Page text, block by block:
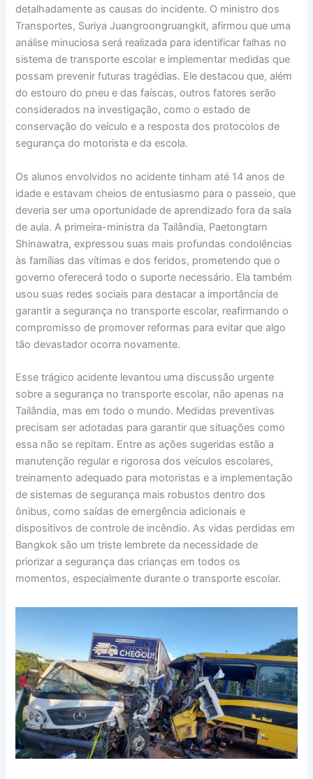
detalhadamente as causas do incidente. O ministro dos
Transportes, Suriya Juangroongruangkit, afirmou que uma
análise minuciosa será realizada para identificar falhas no
sistema de transporte escolar e implementar medidas que
possam prevenir futuras tragédias. Ele destacou que, além
do estouro do pneu e das faíscas, outros fatores serão
considerados na investigação, como o estado de
conservação do veículo e a resposta dos protocolos de
segurança do motorista e da escola.
Os alunos envolvidos no acidente tinham até 14 anos de
idade e estavam cheios de entusiasmo para o passeio, que
deveria ser uma oportunidade de aprendizado fora da sala
de aula. A primeira-ministra da Tailândia, Paetongtarn
Shinawatra, expressou suas mais profundas condolências
às famílias das vítimas e dos feridos, prometendo que o
governo oferecerá todo o suporte necessário. Ela também
usou suas redes sociais para destacar a importância de
garantir a segurança no transporte escolar, reafirmando o
compromisso de promover reformas para evitar que algo
tão devastador ocorra novamente.
Esse trágico acidente levantou uma discussão urgente
sobre a segurança no transporte escolar, não apenas na
Tailândia, mas em todo o mundo. Medidas preventivas
precisam ser adotadas para garantir que situações como
essa não se repitam. Entre as ações sugeridas estão a
manutenção regular e rigorosa dos veículos escolares,
treinamento adequado para motoristas e a implementação
de sistemas de segurança mais robustos dentro dos
ônibus, como saídas de emergência adicionais e
dispositivos de controle de incêndio. As vidas perdidas em
Bangkok são um triste lembrete da necessidade de
priorizar a segurança das crianças em todos os
momentos, especialmente durante o transporte escolar.